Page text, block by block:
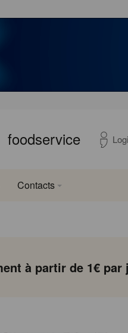
foodservice
Contacts
à partir de 1€ par